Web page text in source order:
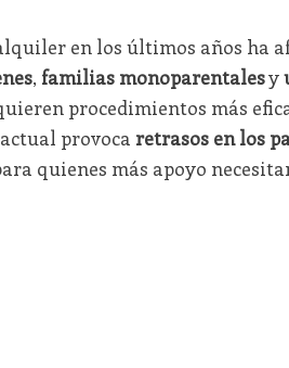
en los últimos años ha
, familias monoparentalesy
procedimientos más
provoca retrasos en los
quienes más apoyo